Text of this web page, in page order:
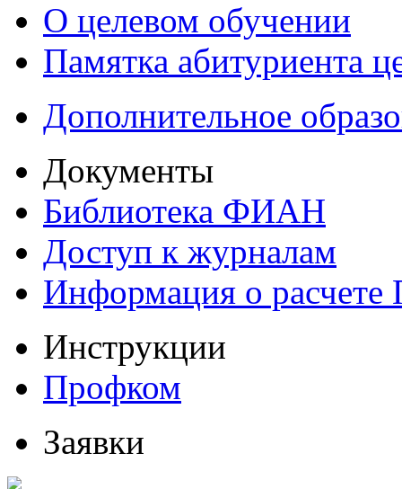
О целевом обучении
Памятка абитуриента
Дополнительное
Документы
Библиотека ФИАН
Доступ к журналам
Информация о
Инструкции
Профком
Заявки